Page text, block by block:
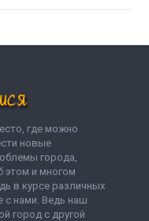
где можно
новые
города,
этом и многом
в курсе различных
с нами. Ведь наш
город с другой